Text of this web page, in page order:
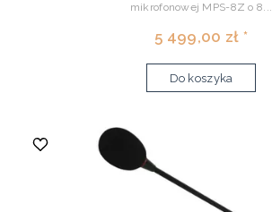
mikrofonowej MPS-8Z o 8...
5 499,00 zł *
Do koszyka